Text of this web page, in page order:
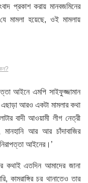
প্রকাশ করায় মানবজমিনের
মামলা হয়েছে, ওই মামলায়
আইনে এমপি সাইফুজ্জামান
আরও একটা মামলার কথা
বাদী আওয়ামী লীগ নেত্রী
আর আর চাঁদাবাজির
আইনের।’
কথাই এতদিন আমাদের জানা
কামরাঙ্গির চর থানাতেও তার